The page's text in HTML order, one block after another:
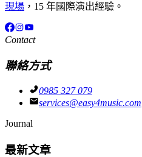
現場 ，15 年國際演出經驗。
Contact
聯絡方式
0985 327 079
services@easy4music.com
Journal
最新文章